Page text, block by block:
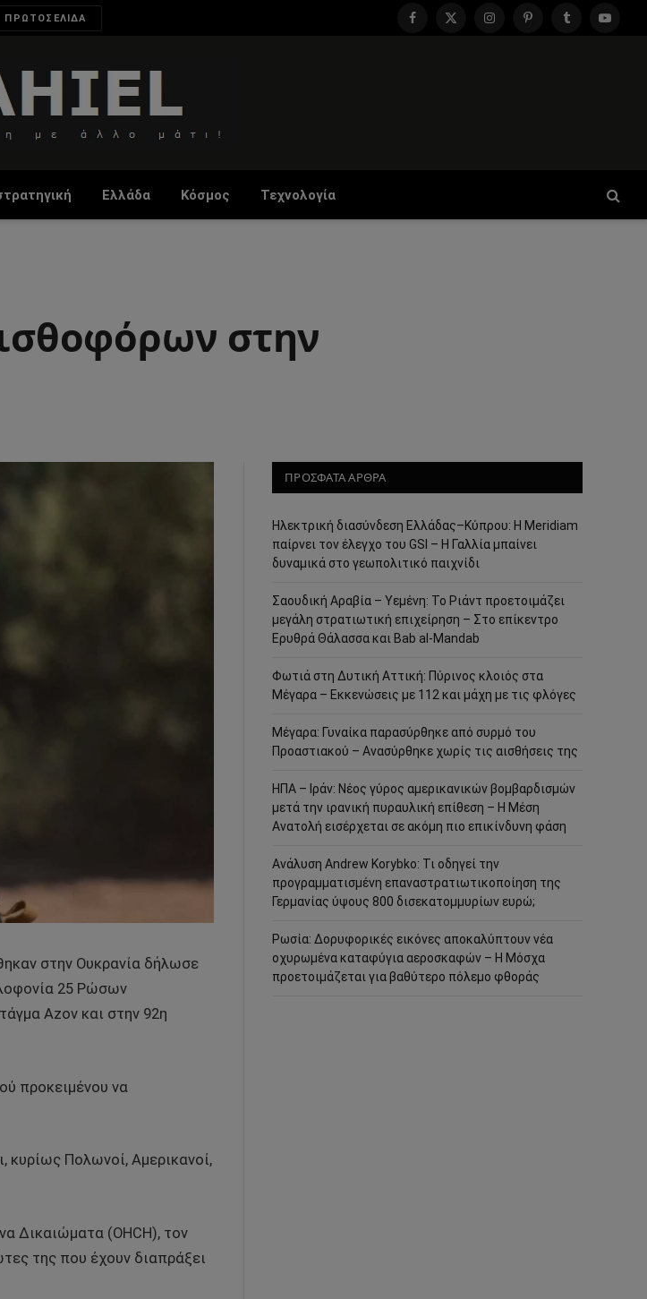
ΠΡΩΤΟΣΕΛΙΔΑ
Facebook
X
InstagramPinterestTumblr
Ελλάδα Κόσμος Τεχνολογία
στην
στην Ουκρανία δήλωσε
25 Ρώσων
Azov και στην 92η
προκειμένου να
κυρίως Πολωνοί, Αμερικανοί,
Δικαιώματα (OHCH), τον
της που έχουν διαπράξει
ΠΡΟΣΦΑΤΑ ΑΡΘΡΑ
Ηλεκτρική διασύνδεση Ελλάδας–Κύπρου: Η Meridiam
παίρνει τον έλεγχο του GSI – Η Γαλλία μπαίνει
δυναμικά στο γεωπολιτικό παιχνίδι
Σαουδική Αραβία – Υεμένη: Το Ριάντ προετοιμάζει
μεγάλη στρατιωτική επιχείρηση – Στο επίκεντρο
Ερυθρά Θάλασσα και Bab al-Mandab
Φωτιά στη Δυτική Αττική: Πύρινος κλοιός στα
Μέγαρα – Εκκενώσεις με 112 και μάχη με τις φλόγες
Μέγαρα: Γυναίκα παρασύρθηκε από συρμό του
Προαστιακού – Ανασύρθηκε χωρίς τις αισθήσεις της
ΗΠΑ – Ιράν: Νέος γύρος αμερικανικών βομβαρδισμών
μετά την ιρανική πυραυλική επίθεση – Η Μέση
Ανατολή εισέρχεται σε ακόμη πιο επικίνδυνη φάση
Ανάλυση Andrew Korybko: Τι οδηγεί την
προγραμματισμένη επαναστρατιωτικοποίηση της
Γερμανίας ύψους 800 δισεκατομμυρίων ευρώ;
Ρωσία: Δορυφορικές εικόνες αποκαλύπτουν νέα
οχυρωμένα καταφύγια αεροσκαφών – Η Μόσχα
προετοιμάζεται για βαθύτερο πόλεμο φθοράς